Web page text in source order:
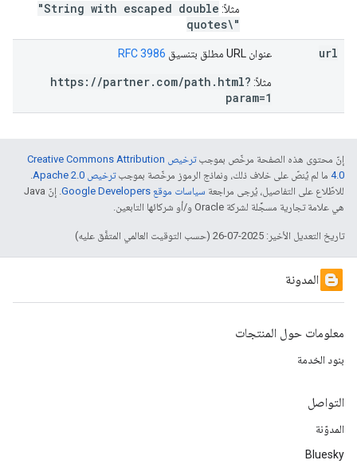
مثلاً: "String with escaped double
quotes\"
url
عنوان URL مطلق بتنسيق RFC 3986
مثلاً: https://partner.com/path.html?
param=1
إنّ محتوى هذه الصفحة مرخّص بموجب
ترخيص Creative Commons Attribution
4.0‏ ما لم يُنصّ على خلاف ذلك، ونماذج الرموز مرخّصة بموجبترخيص Apache 2.0‏
.
للاطّلاع على التفاصيل، يُرجى مراجعة سياسات موقع Google Developers‏
. إنّ Java
هي علامة تجارية مسجَّلة لشركة Oracle و/أو شركائها التابعين.
تاريخ التعديل الأخير: 2025-07-26 (حسب التوقيت العالمي المتفَّق عليه)
المدونة
معلومات حول المنتجات
بنود الخدمة
التواصل
المدوّنة
Bluesky